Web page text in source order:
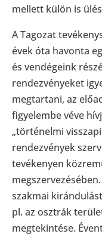
mellett külön is
A Tagozat
évek óta havonta
és vendégeink
rendezvényeket
megtartani, az
figyelembe véve
„történelmi
rendezvények
tevékenyen
szakmai
pl. az osztrák
megtekintése.